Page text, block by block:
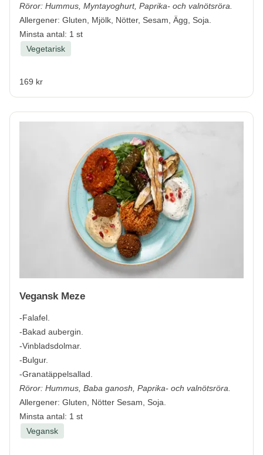
Röror: Hummus, Myntayoghurt, Paprika- och valnötsröra.
Allergener: Gluten, Mjölk, Nötter, Sesam, Ägg, Soja.
Minsta antal: 1 st
Vegetarisk
169 kr
Vegansk Meze
-Falafel.
-Bakad aubergin.
-Vinbladsdolmar.
-Bulgur.
-Granatäppelsallad.
Röror: Hummus, Baba ganosh, Paprika- och valnötsröra.
Allergener: Gluten, Nötter Sesam, Soja.
Minsta antal: 1 st
Vegansk